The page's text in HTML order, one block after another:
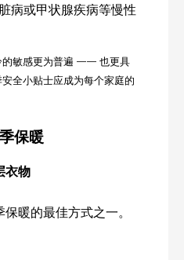
病或甲状腺疾病等慢性
的敏感更为普遍 —— 也更具
全小贴士应成为每个家庭的
保暖
衣物
暖的最佳方式之一。